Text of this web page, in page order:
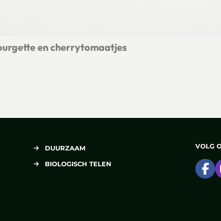
en cherrytomaatjes
DUURZAAM
BIOLOGISCH TELEN
VOLG